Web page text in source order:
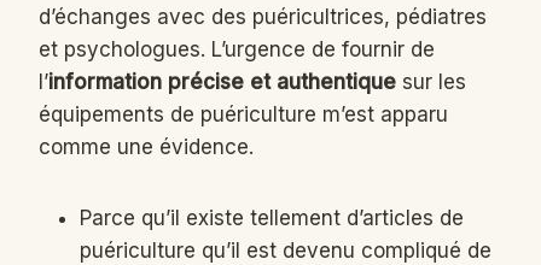
d’échanges avec des puéricultrices, pédiatres
et psychologues. L’urgence de fournir de
l’information précise et authentique sur les
équipements de puériculture m’est apparu
comme une évidence.
Parce qu’il existe tellement d’articles de
puériculture qu’il est devenu compliqué de